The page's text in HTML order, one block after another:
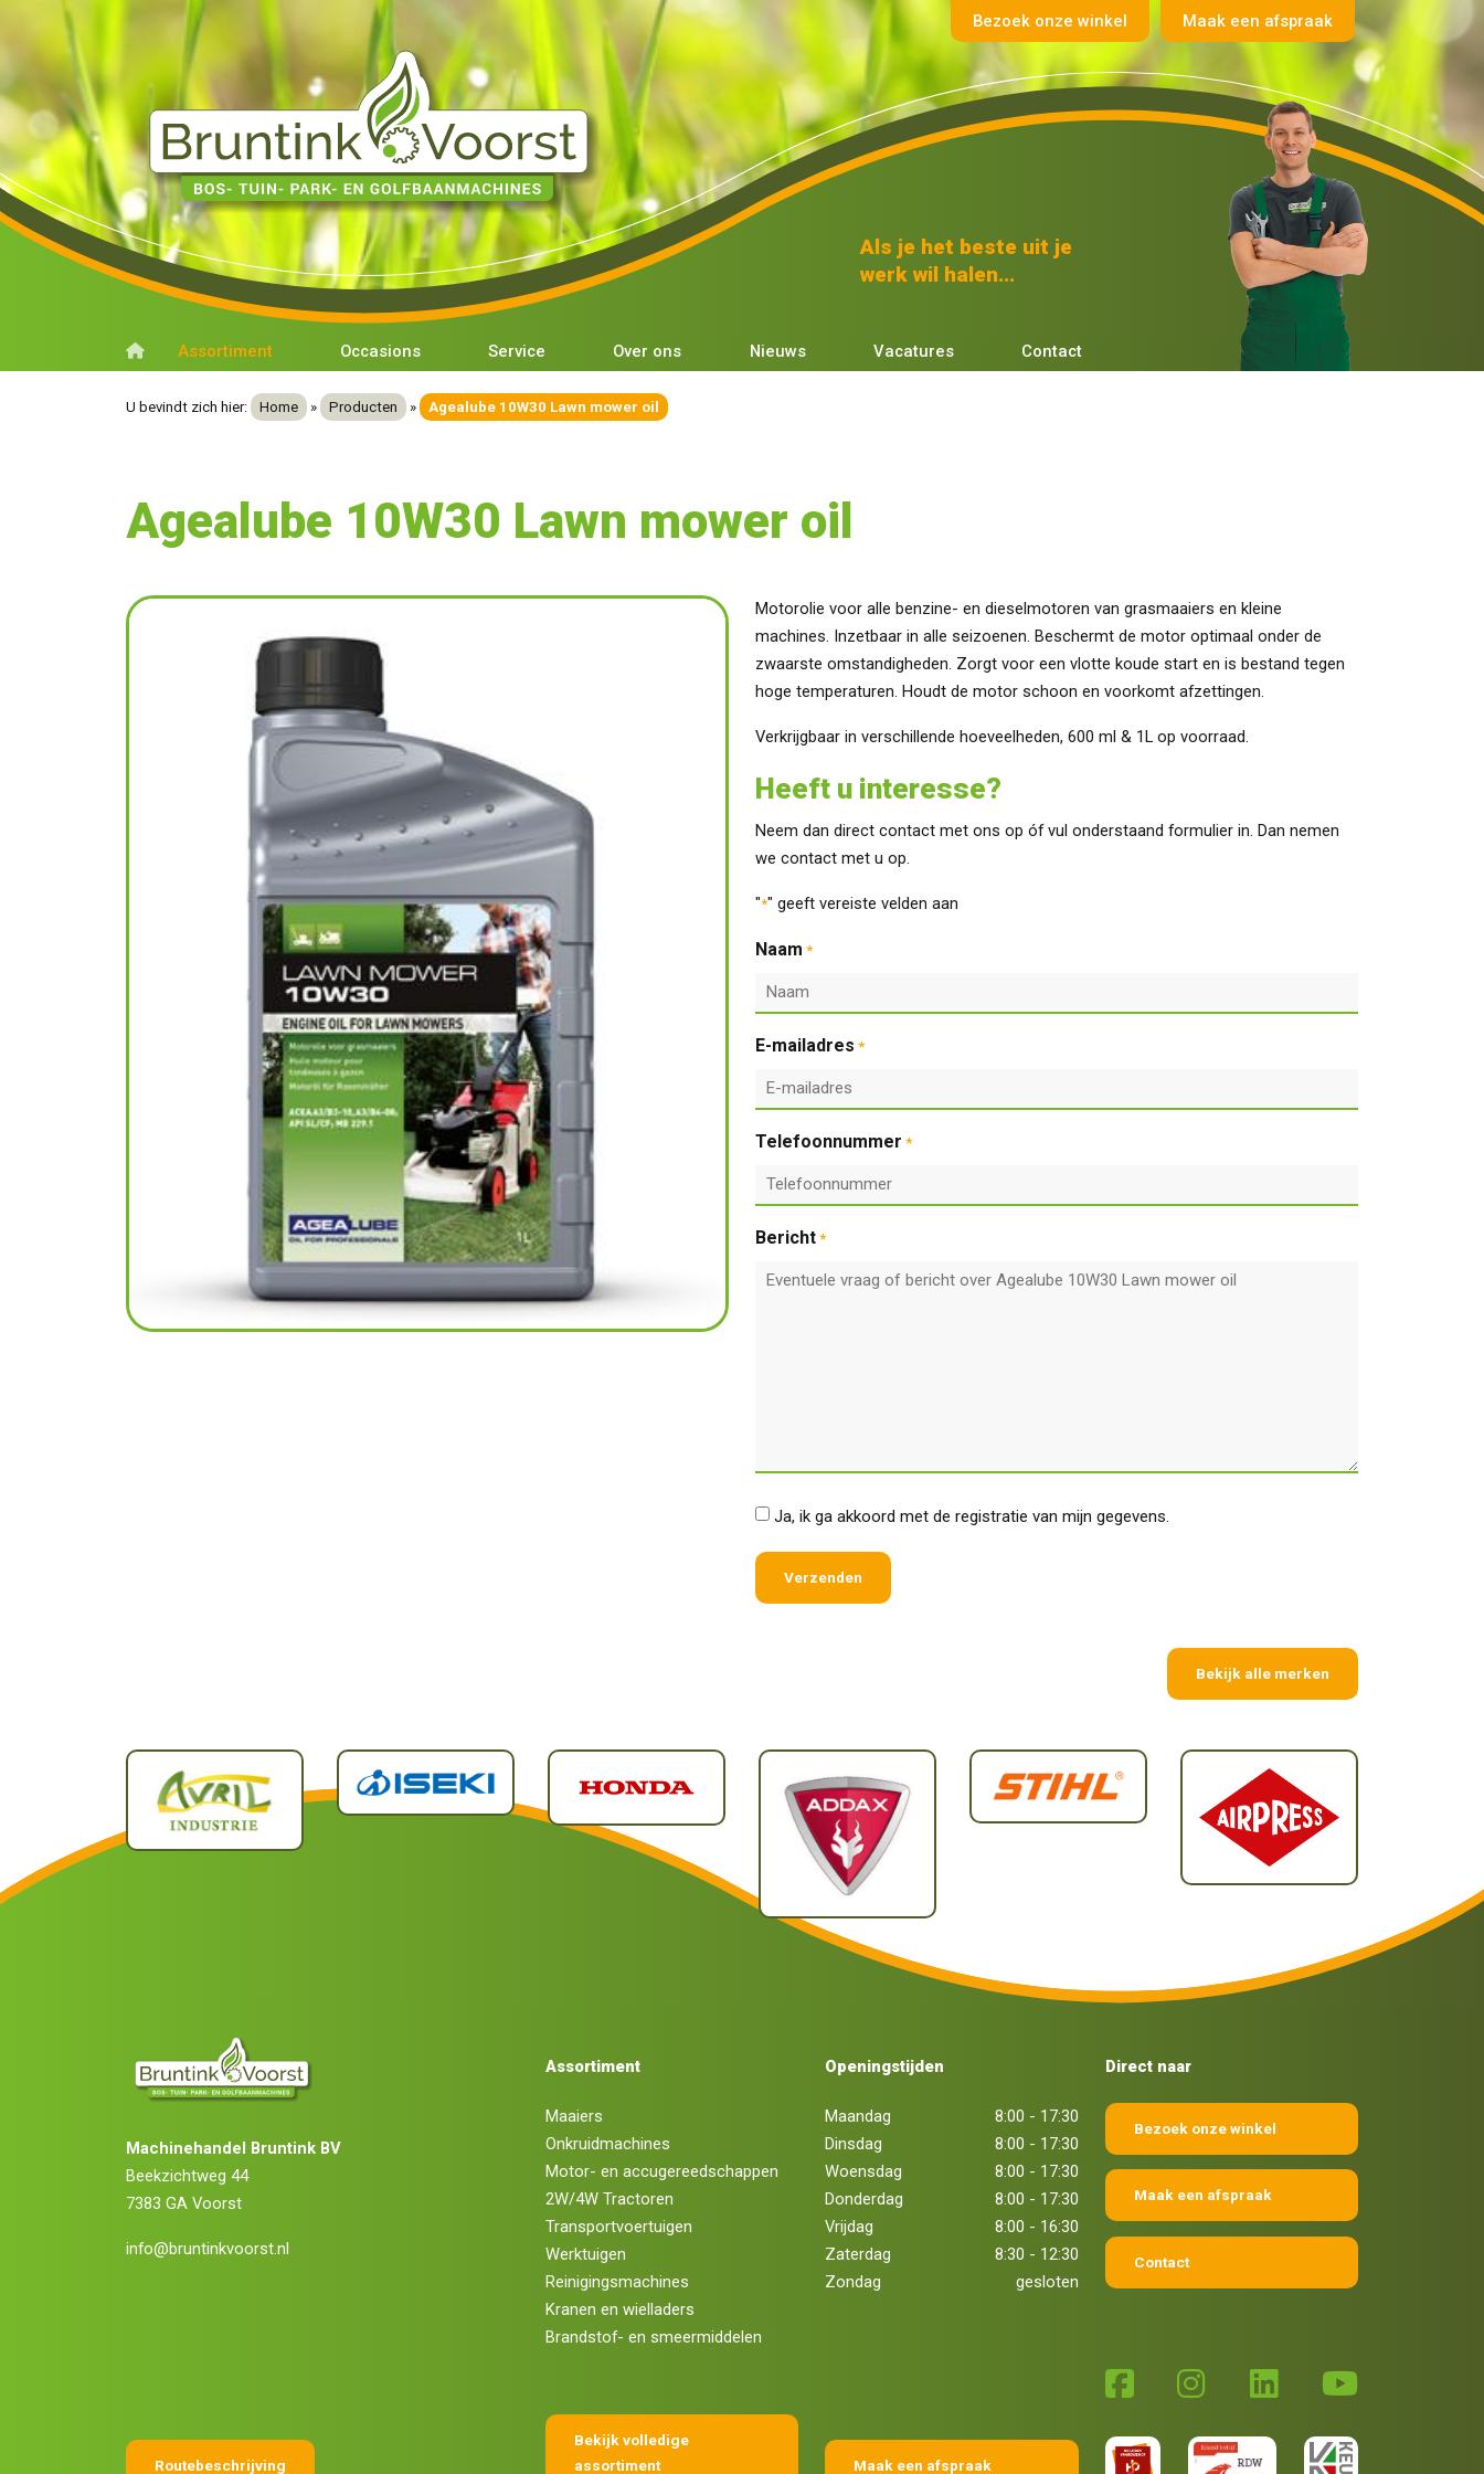
Bezoek onze winkel Maak een afspraak
Als je het beste uit je
werk wil halen...
Assortiment Occasions Service Over ons Nieuws Vacatures Contact
U bevindt zich hier: Home » Producten » Agealube 10W30 Lawn mower oil
Agealube 10W30 Lawn mower oil
Motorolie voor alle benzine- en dieselmotoren van grasmaaiers en kleine
machines. Inzetbaar in alle seizoenen. Beschermt de motor optimaal onder de
zwaarste omstandigheden. Zorgt voor een vlotte koude start en is bestand tegen
hoge temperaturen. Houdt de motor schoon en voorkomt afzettingen.
Verkrijgbaar in verschillende hoeveelheden, 600 ml & 1L op voorraad.
Heeft u interesse?
Neem dan direct contact met ons op óf vul onderstaand formulier in. Dan nemen
we contact met u op.
"*" geeft vereiste velden aan
Naam *
E-mailadres *
Telefoonnummer *
Bericht *
Ja, ik ga akkoord met de registratie van mijn gegevens.
Bekijk alle merken
Machinehandel Bruntink BV
Beekzichtweg 44
7383 GA Voorst
info@bruntinkvoorst.nl
Routebeschrijving
Assortiment
Maaiers
Onkruidmachines
Motor- en accugereedschappen
2W/4W Tractoren
Transportvoertuigen
Werktuigen
Reinigingsmachines
Kranen en wielladers
Brandstof- en smeermiddelen
Bekijk volledige
assortiment
Openingstijden
Maandag
8:00 - 17:30
Dinsdag
8:00 - 17:30
Woensdag
8:00 - 17:30
Donderdag
8:00 - 17:30
Vrijdag
8:00 - 16:30
Zaterdag
8:30 - 12:30
Zondag
gesloten
Maak een afspraak
Direct naar
Bezoek onze winkel
Maak een afspraak
Contact